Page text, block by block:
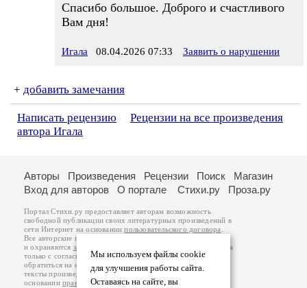
Спасибо большое. Доброго и счастливого
Вам дня!
Игала 08.04.2026 07:33 Заявить о нарушении
+ добавить замечания
Написать рецензию
Рецензии на все произведения
автора Игала
Мы используем файлы cookie
для улучшения работы сайта.
Оставаясь на сайте, вы
Авторы Произведения Рецензии Поиск
Магазин
Вход для авторов
О портале Стихи.ру Проза.ру
Портал Стихи.ру предоставляет авторам возможность
свободной публикации своих литературных произведений в
сети Интернет на основаниипользовательского договора
Все авторские права на произведения принадлежат авторам
и охраняются законом
. Перепечатка произведений возможна
только с согласия его автора, к которому вы можете
обратиться на его авторской странице. Ответственность за
тексты произведений авторы несут самостоятельно на
основанииправил публикацииизаконодательства